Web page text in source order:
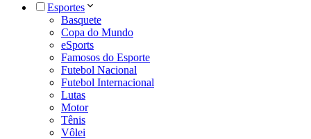
Esportes
Basquete
Copa do Mundo
eSports
Famosos do Esporte
Futebol Nacional
Futebol Internacional
Lutas
Motor
Tênis
Vôlei